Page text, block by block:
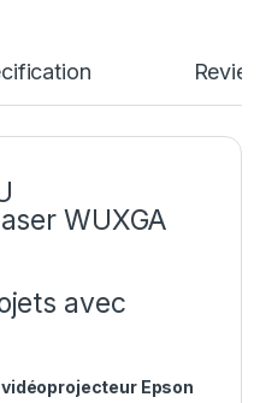
WUXGA
avec
vidéoprojecteur Epson